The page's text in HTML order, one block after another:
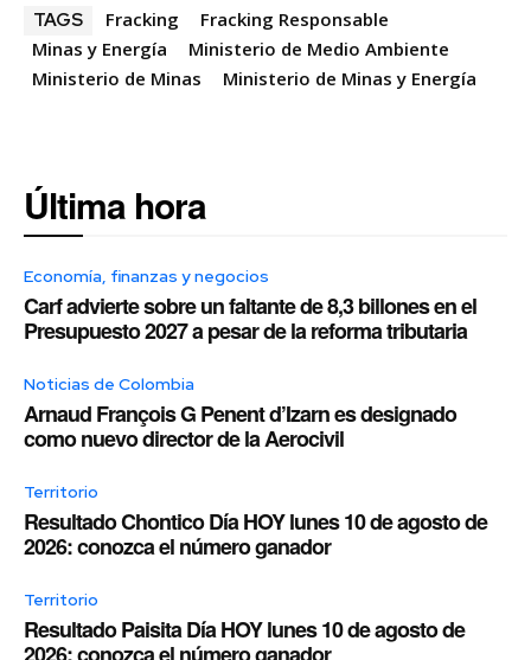
TAGS Fracking
Fracking Responsable
Minas y Energía
Ministerio de Medio Ambiente
Ministerio de Minas
Ministerio de Minas y Energía
Última hora
Economía, finanzas y negocios
Carf advierte sobre un faltante de 8,3 billones en el
Presupuesto 2027 a pesar de la reforma tributaria
Noticias de Colombia
Arnaud François G Penent d’Izarn es designado
como nuevo director de la Aerocivil
Territorio
Resultado Chontico Día HOY lunes 10 de agosto de
2026: conozca el número ganador
Territorio
Resultado Paisita Día HOY lunes 10 de agosto de